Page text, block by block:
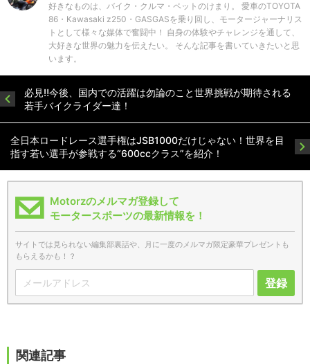
好きなものは、バイク・クルマ・ペットのけまり。 愛車のTOYOTA
86・Kawasaki z250・GASGASを乗り回し、モータージャーナリス
トとして様々な媒体で奮闘中！ 自身の体験やチャレンジを通して、
大好きな世界の魅力を伝えたい。 そんな記事を書いていきたいと思
います。
必見‼︎今後、国内での活躍は勿論のこと世界挑戦が期待される
若手バイクライダー達！
全日本ロードレース選手権はJSB1000だけじゃない！世界を目
指す若い選手が参戦する“600ccクラス”を紹介！
Motorzのメルマガ登録して
モータースポーツの最新情報を！
サイトでは見られない編集部裏話や、月に一度のメルマガ限定豪華プレゼントも
もらえるかも！？
登録
関連記事